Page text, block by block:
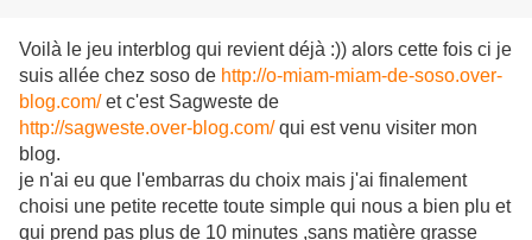
Voilà le jeu interblog qui revient déjà :)) alors cette fois ci je
suis allée chez soso de http://o-miam-miam-de-soso.over-
blog.com/et c'est Sagweste de
http://sagweste.over-blog.com/qui est venu visiter mon
blog.
je n'ai eu que l'embarras du choix mais j'ai finalement
choisi une petite recette toute simple qui nous a bien plu et
qui prend pas plus de 10 minutes ,sans matière grasse